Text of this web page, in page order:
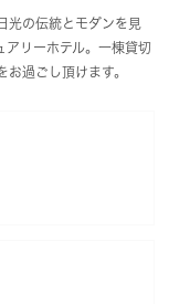
光の伝統とモダンを見
アリーホテル。一棟貸切
過ごし頂けます。